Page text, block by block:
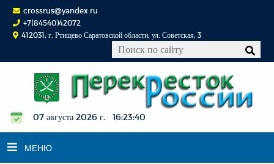
crossrus@yandex.ru
+7(84540)42072
412031, г. Ртищево Саратовской области, ул. Советская, 3
07 августа 2026 г. 16:23:41
МЕНЮ